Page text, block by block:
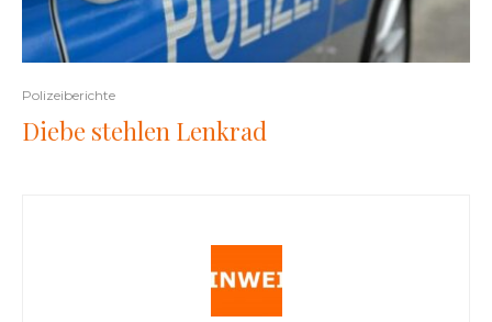
Polizeiberichte
Diebe stehlen Lenkrad